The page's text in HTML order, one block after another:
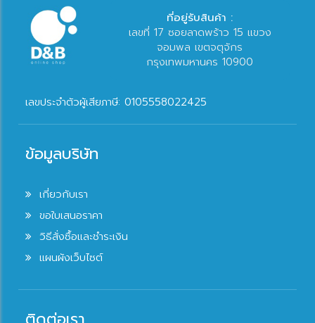
ที่อยู่รับสินค้า :
เลขที่ 17 ซอยลาดพร้าว 15 แขวง
จอมพล เขตจตุจักร
กรุงเทพมหานคร 10900
เลขประจำตัวผู้เสียภาษี: 0105558022425
ข้อมูลบริษัท
เกี่ยวกับเรา
ขอใบเสนอราคา
วิธีสั่งซื้อและชำระเงิน
แผนผังเว็บไซต์